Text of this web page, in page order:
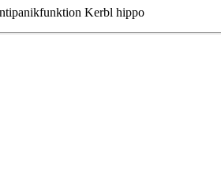
Kerbl hippo